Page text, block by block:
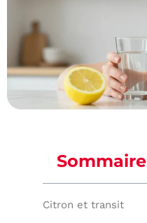
Sommaire
Citron et transit